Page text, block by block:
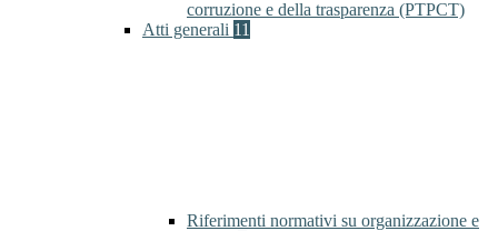
corruzione e della trasparenza (PTPCT)
Atti generali 11
Riferimenti normativi su organizzazione e